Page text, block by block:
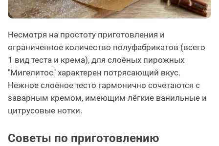
Несмотря на простоту приготовления и
ограниченное количество полуфабрикатов (всего
1 вид теста и крема), для слоёных пирожных
"Мигелитос" характерен потрясающий вкус.
Нежное слоёное тесто гармонично сочетаются с
заварным кремом, имеющим лёгкие ванильные и
цитрусовые нотки.
Советы по приготовлению